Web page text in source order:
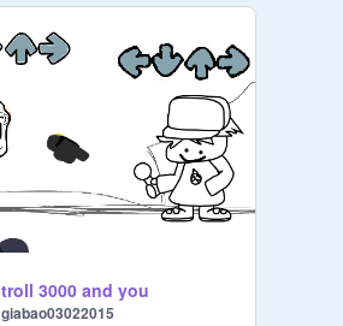
troll 3000 and you
giabao03022015